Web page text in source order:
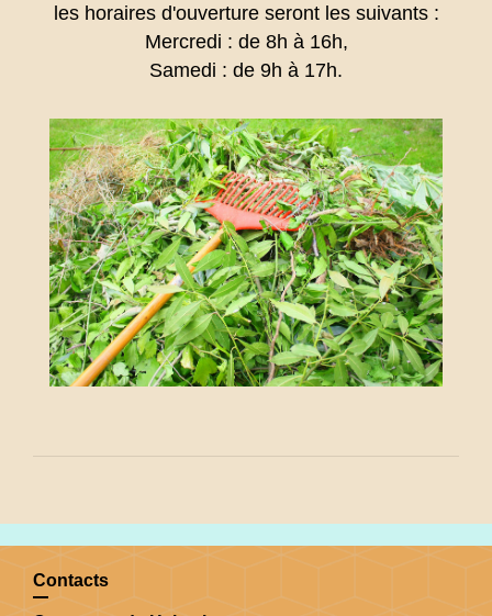
les horaires d'ouverture seront les suivants :
Mercredi : de 8h à 16h,
Samedi : de 9h à 17h.
Contacts